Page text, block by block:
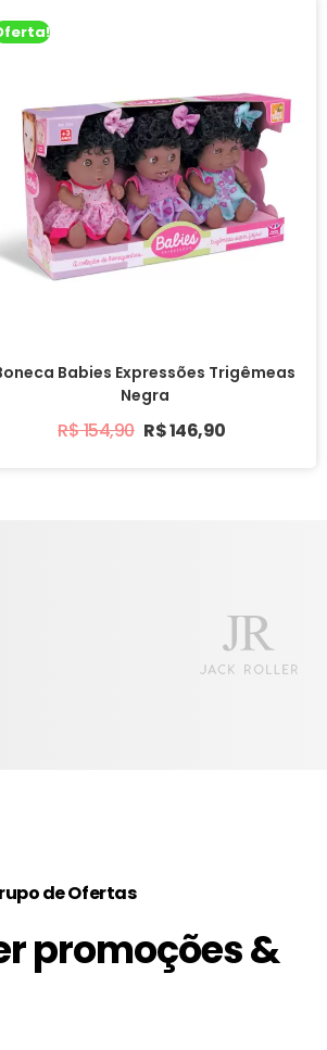
Babies Expressões Trigêmeas
Negra
R$154,90 R$146,90
de Ofertas
promoções &